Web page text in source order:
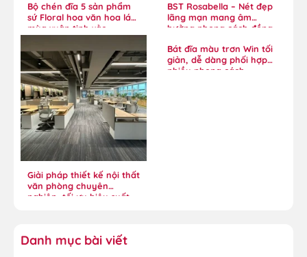
Bộ chén đĩa 5 sản phẩm
sứ Floral hoa văn hoa lá
mùa xuân tinh xảo
BST Rosabella – Nét đẹp
lãng mạn mang âm
hưởng phong cách đồng
Giải pháp thiết kế nội thất
văn phòng chuyên
nghiệp, tối ưu hiệu suất
Bát đĩa màu trơn Win tối
giản, dễ dàng phối hợp
nhiều phong cách
Danh mục bài viết